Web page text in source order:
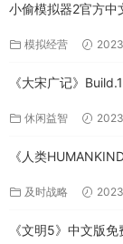
小偷模拟器2官方中
模拟经营
《大宋广记》
休闲益智
《人类
及时战略
《文明5》中文版